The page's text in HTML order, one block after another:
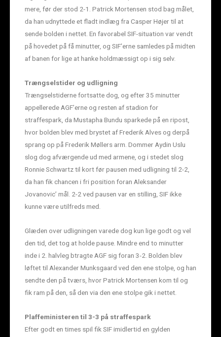
mere, før der stod 2-1. Patrick Mortensen stod bag målet,
da han udnyttede et fladt indlæg fra Casper Højer til at
sende bolden i nettet. En favorabel SIF-situation var vendt
på hovedet på få minutter, og SIF’erne samledes på midten
af banen for lige at hanke holdmæssigt op i sig selv.
Trængselstider og udligning
Trængselstiderne fortsatte dog, og efter 35 minutter
appellerede AGF’erne og resten af stadion for
straffespark, da Mustapha Bundu sparkede på en ripost,
hvor bolden blev med brystet af Frederik Alves og derpå
sprang op på Frederik Møllers arm. Dommer Aydin Uslu
slog dog afværgende ud med armene, og i stedet slog
Ronnie Schwartz til kort før pausen med udligning til 2-2,
da han fik chancen i fri position foran Aleksander
Jovanovic’ mål. 2-2 ved pausen var en stilling, SIF ikke
kunne være utilfreds med.
Glæden over udligningen varede dog kun lige godt og vel
den tid, det tog at holde pause. Mindre end to minutter
inde i 2. halvleg btragte AGF sig foran 3-2. Bolden blev
løftet til Alexander Munksgaard ved den ene stolpe, og han
sendte den på tværs, hvor Patrick Mortensen kom til og
fik ram på den, så den via den ene stolpe gik i nettet.
Plaffeministeren til 3-3 på straffespark
Efter godt en times spil fik SIF imidlertid en gylden